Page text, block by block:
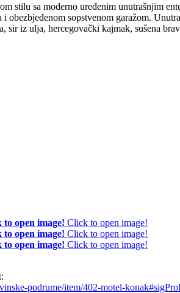
stilu sa moderno uređenim unutrašnjim
i obezbjeđenom sopstvenom garažom.
sir iz ulja, hercegovački kajmak, sušena
to open image! Click to open image!
to open image! Click to open image!
to open image! Click to open image!
podrume/item/402-motel-